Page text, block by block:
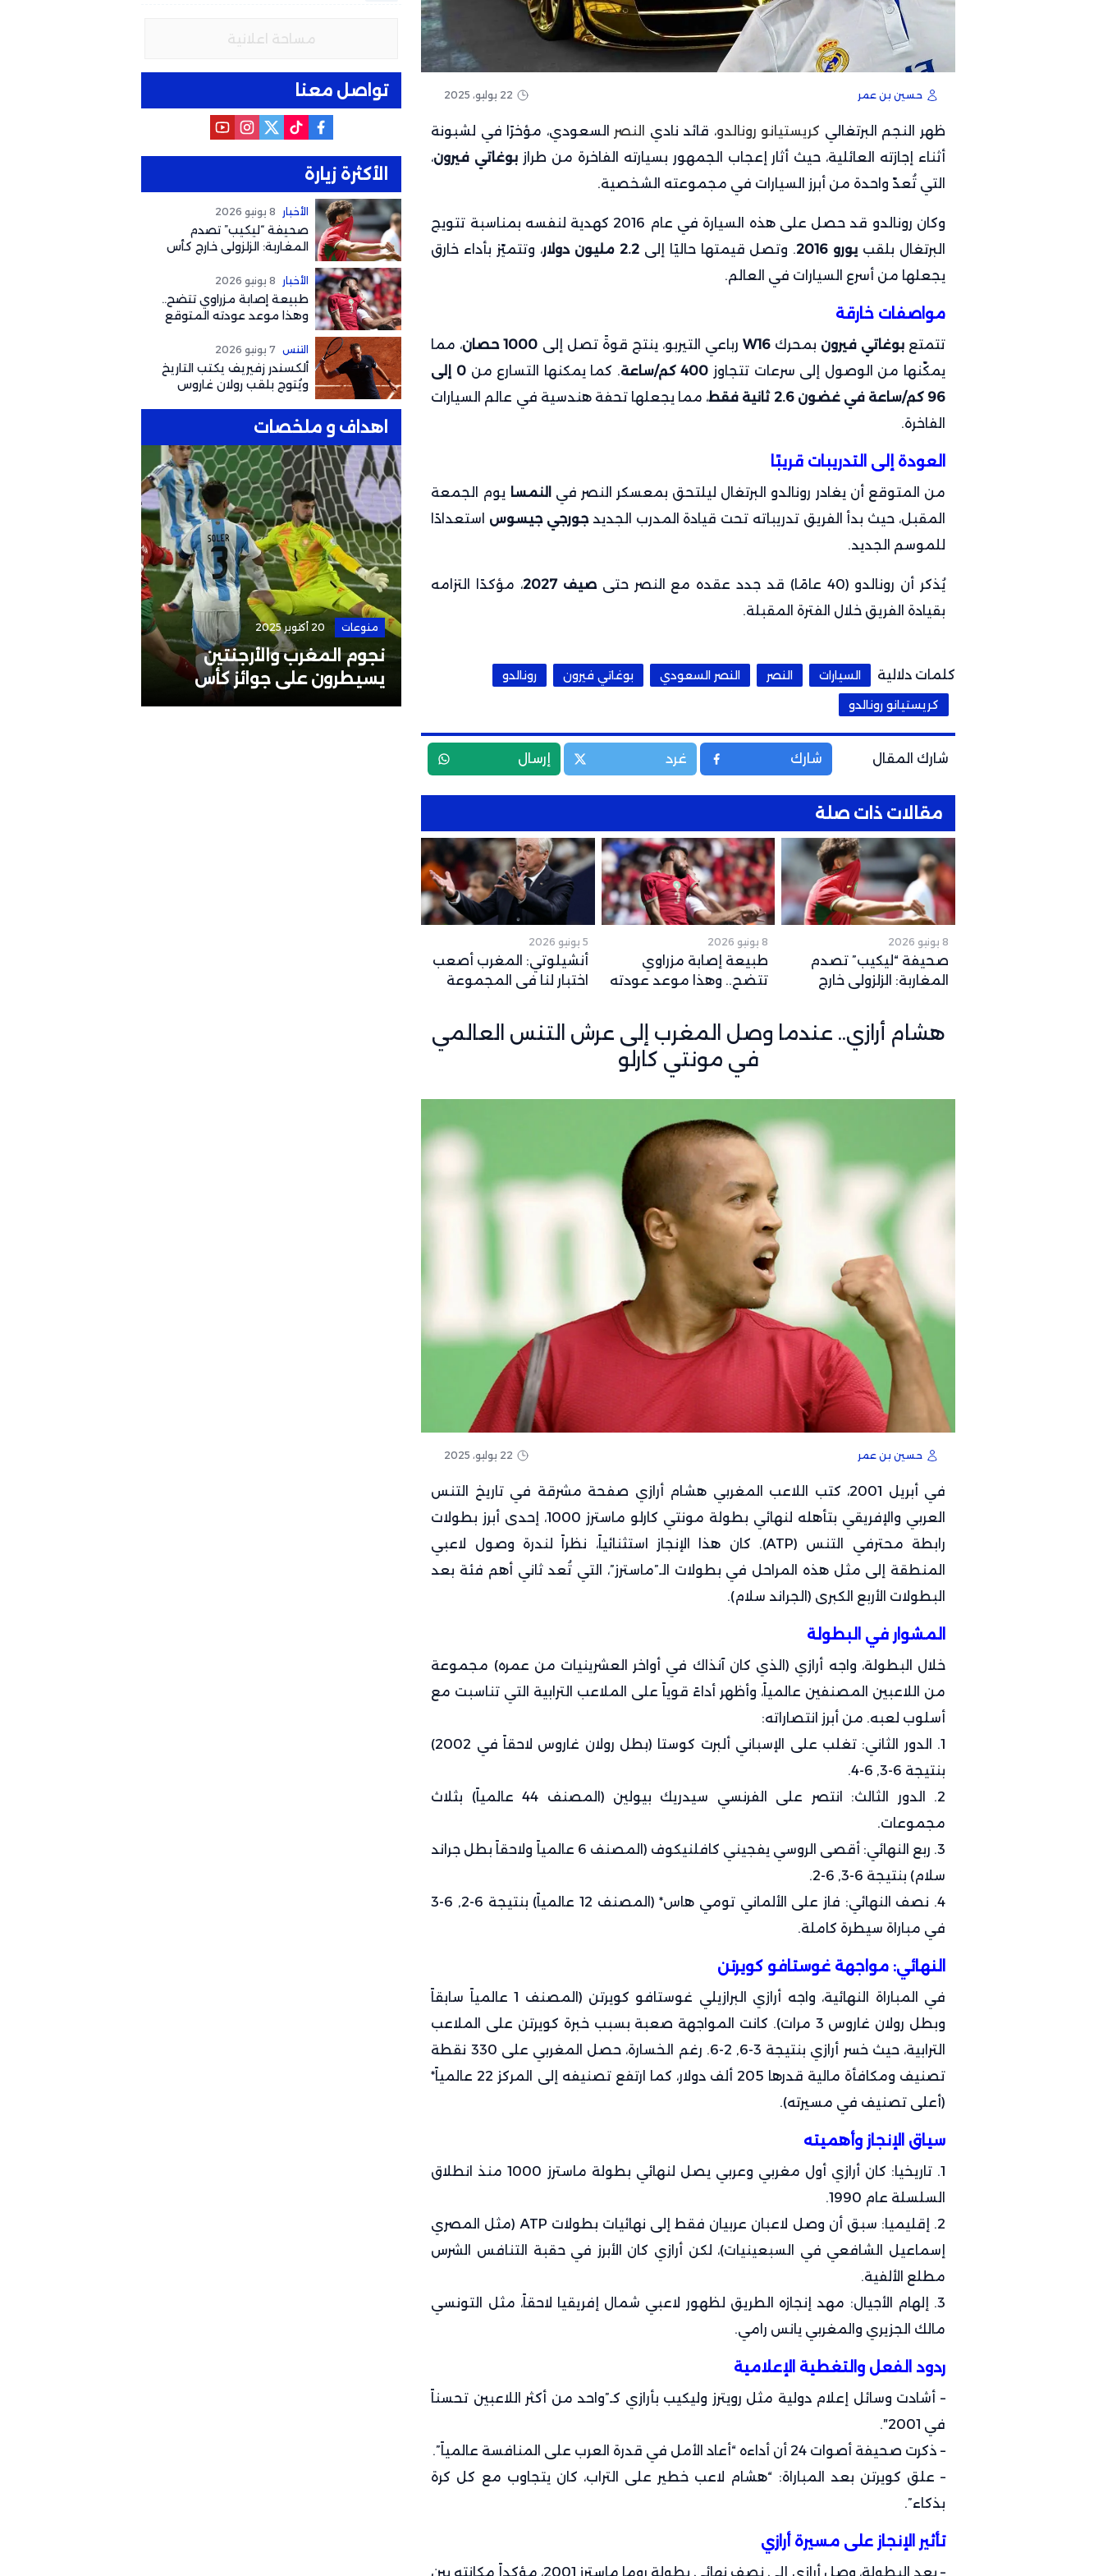
حسين بن عمر 22 يوليو، 2025
ظهر النجم البرتغالي كريستيانو رونالدو، قائد نادي النصر السعودي، مؤخرًا في لشبونة
أثناء إجازته العائلية، حيث أثار إعجاب الجمهور بسيارته الفاخرة من طراز بوغاتي فيرون،
التي تُعدّ واحدة من أبرز السيارات في مجموعته الشخصية.
وكان رونالدو قد حصل على هذه السيارة في عام 2016 كهدية لنفسه بمناسبة تتويج
البرتغال بلقب يورو 2016 . وتصل قيمتها حاليًا إلى2.2 مليون دولار
، وتتميّز بأداء خارق
يجعلها من أسرع السيارات في العالم.
مواصفات خارقة
تتمتع بوغاتي فيرون بمحركW16 رباعي التيربو، ينتج قوةً تصل إلى 1000 حصان
، مما
يمكّنها من الوصول إلى سرعات تتجاوز 400 كم/ساعة . كما يمكنها التسارع من
0 إلى
96 كم/ساعة في غضون 2.6 ثانية فقط
، مما يجعلها تحفة هندسية في عالم السيارات
الفاخرة.
العودة إلى التدريبات قريبًا
من المتوقع أن يغادر رونالدو البرتغال ليلتحق بمعسكر النصر في النمسا يوم الجمعة
المقبل، حيث بدأ الفريق تدريباته تحت قيادة المدرب الجديدجورجي جيسوس استعدادًا
للموسم الجديد.
يُذكر أن رونالدو (40 عامًا) قد جدد عقده مع النصر حتى صيف 2027
، مؤكدًا التزامه
بقيادة الفريق خلال الفترة المقبلة.
كلمات دلالية السيارات النصر النصر السعودي بوغاتي فيرون
رونالدو
كريستيانو رونالدو
شارك المقال شارك غرد إرسال
مقالات ذات صلة
8 يونيو 2026
صحيفة “ليكيب” تصدم
المغاربة: الزلزولي خارج
يصل لهذا التوقيت
8 يونيو 2026
طبيعة إصابة مزراوي
تتضح.. وهذا موعد عودته
5 يونيو 2026
أنشيلوتي: المغرب أصعب
اختبار لنا في المجموعة
هشام أرازي.. عندما وصل المغرب إلى عرش التنس العالمي
في مونتي كارلو
حسين بن عمر 22 يوليو، 2025
في أبريل 2001، كتب اللاعب المغربي هشام أرازي صفحة مشرقة في تاريخ التنس
العربي والإفريقي بتأهله لنهائي بطولة مونتي كارلو ماسترز 1000، إحدى أبرز بطولات
رابطة محترفي التنس (ATP). كان هذا الإنجاز استثنائياً، نظراً لندرة وصول لاعبي
المنطقة إلى مثل هذه المراحل في بطولات الـ”ماسترز”، التي تُعد ثاني أهم فئة بعد
البطولات الأربع الكبرى (الجراند سلام).
المشوار في البطولة
خلال البطولة، واجه أرازي (الذي كان آنذاك في أواخر العشرينيات من عمره) مجموعة
من اللاعبين المصنفين عالمياً، وأظهر أداءً قوياً على الملاعب الترابية التي تناسبت مع
أسلوب لعبه. من أبرز انتصاراته:
1. الدور الثاني: تغلب على الإسباني ألبرت كوستا (بطل رولان غاروس لاحقاً في 2002)
بنتيجة 6-3, 6-4.
2. الدور الثالث: انتصر على الفرنسي سيدريك بيولين (المصنف 44 عالمياً) بثلاث
مجموعات.
3. ربع النهائي: أقصى الروسي يفجيني كافلنيكوف (المصنف 6 عالمياً ولاحقاً بطل جراند
سلام) بنتيجة 6-3, 6-2.
4. نصف النهائي: فاز على الألماني تومي هاس* (المصنف 12 عالمياً) بنتيجة 6-2, 6-3
في مباراة سيطرة كاملة.
النهائي: مواجهة غوستافو كويرتن
في المباراة النهائية، واجه أرازي البرازيلي غوستافو كويرتن (المصنف 1 عالمياً سابقاً
وبطل رولان غاروس 3 مرات). كانت المواجهة صعبة بسبب خبرة كويرتن على الملاعب
الترابية، حيث خسر أرازي بنتيجة 3-6, 2-6. رغم الخسارة، حصل المغربي على 330 نقطة
تصنيف ومكافأة مالية قدرها 205 ألف دولار، كما ارتفع تصنيفه إلى المركز 22 عالمياً*
(أعلى تصنيف في مسيرته).
سياق الإنجاز وأهميته
1. تاريخيا: كان أرازي أول مغربي وعربي يصل لنهائي بطولة ماسترز 1000 منذ انطلاق
السلسلة عام 1990.
2. إقليميا: سبق أن وصل لاعبان عربيان فقط إلى نهائيات بطولات ATP (مثل المصري
إسماعيل الشافعي في السبعينيات)، لكن أرازي كان الأبرز في حقبة التنافس الشرس
مطلع الألفية.
3. إلهام الأجيال: مهد إنجازه الطريق لظهور لاعبي شمال إفريقيا لاحقاً، مثل التونسي
مالك الجزيري والمغربي يانس رامي.
ردود الفعل والتغطية الإعلامية
– أشادت وسائل إعلام دولية مثل رويترز وليكيب بأرازي كـ”واحد من أكثر اللاعبين تحسناً
في 2001″.
– ذكرت صحيفة أصوات 24 أن أداءه “أعاد الأمل في قدرة العرب على المنافسة عالمياً”.
– علق كويرتن بعد المباراة: “هشام لاعب خطير على التراب، كان يتجاوب مع كل كرة
بذكاء”.
تأثير الإنجاز على مسيرة أرازي
– بعد البطولة، وصل أرازي إلى نصف نهائي بطولة روما ماسترز 2001، مؤكداً مكانته بين
مساحة اعلانية
تواصل معنا
الأكثرة زيارة
الأخبار 8 يونيو 2026
صحيفة “ليكيب” تصدم
المغاربة: الزلزولي خارج كأس
لهذا التوقيت
الأخبار 8 يونيو 2026
طبيعة إصابة مزراوي تتضح..
وهذا موعد عودته المتوقع
التنس 7 يونيو 2026
ألكسندر زفيريف يكتب التاريخ
ويُتوج بلقب رولان غاروس
اهداف و ملخصات
منوعات 20 أكتوبر 2025
نجوم المغرب والأرجنتين
يسيطرون على جوائز كأس
العالم تحت 20 سنة
وكلمات أغنية ريال مدريد